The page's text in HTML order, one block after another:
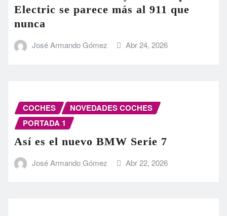
Electric se parece más al 911 que
nunca
José Armando Gómez Abr 24, 2026
COCHES
NOVEDADES COCHES
PORTADA 1
Así es el nuevo BMW Serie 7
José Armando Gómez Abr 22, 2026